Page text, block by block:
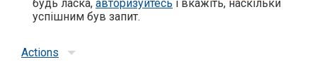
будь ласка, авторизуйтесь і вкажіть, наскільки
успішним був запит.
Actions